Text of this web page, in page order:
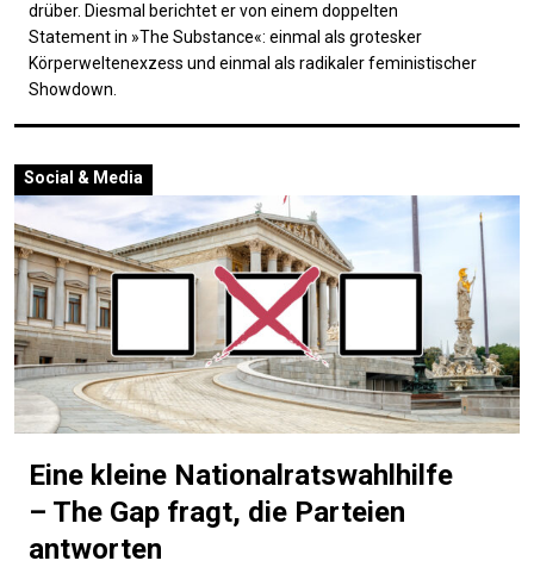
drüber. Diesmal berichtet er von einem doppelten
Statement in »The Substance«: einmal als grotesker
Körperweltenexzess und einmal als radikaler feministischer
Showdown.
Social & Media
Eine kleine Nationalratswahlhilfe
– The Gap fragt, die Parteien
antworten